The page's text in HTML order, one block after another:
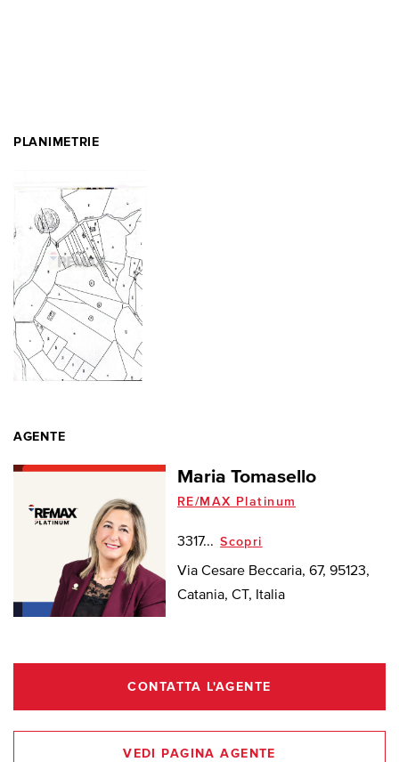
PLANIMETRIE
AGENTE
Maria Tomasello
RE/MAX Platinum
3317... Scopri
Via Cesare Beccaria, 67, 95123,
Catania, CT, Italia
CONTATTA L'AGENTE
VEDI PAGINA AGENTE